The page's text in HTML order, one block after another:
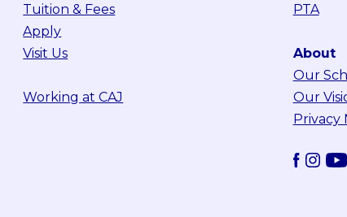
Tuition & Fees
Apply
Visit Us
Working at CAJ
PTA
About
Our
Our
Privacy